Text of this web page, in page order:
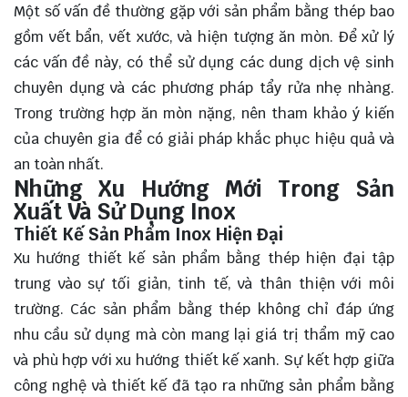
Một số vấn đề thường gặp với sản phẩm bằng thép bao
gồm vết bẩn, vết xước, và hiện tượng ăn mòn. Để xử lý
các vấn đề này, có thể sử dụng các dung dịch vệ sinh
chuyên dụng và các phương pháp tẩy rửa nhẹ nhàng.
Trong trường hợp ăn mòn nặng, nên tham khảo ý kiến
của chuyên gia để có giải pháp khắc phục hiệu quả và
an toàn nhất.
Những Xu Hướng Mới Trong Sản
Xuất Và Sử Dụng Inox
Thiết Kế Sản Phẩm Inox Hiện Đại
Xu hướng thiết kế sản phẩm bằng thép hiện đại tập
trung vào sự tối giản, tinh tế, và thân thiện với môi
trường. Các sản phẩm bằng thép không chỉ đáp ứng
nhu cầu sử dụng mà còn mang lại giá trị thẩm mỹ cao
và phù hợp với xu hướng thiết kế xanh. Sự kết hợp giữa
công nghệ và thiết kế đã tạo ra những sản phẩm bằng